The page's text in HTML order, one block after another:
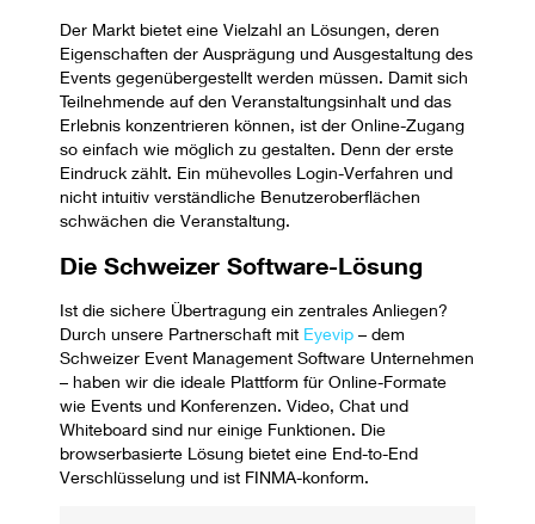
Der Markt bietet eine Vielzahl an Lösungen, deren
Eigenschaften der Ausprägung und Ausgestaltung des
Events gegenübergestellt werden müssen. Damit sich
Teilnehmende auf den Veranstaltungsinhalt und das
Erlebnis konzentrieren können, ist der Online-Zugang
so einfach wie möglich zu gestalten. Denn der erste
Eindruck zählt. Ein mühevolles Login-Verfahren und
nicht intuitiv verständliche Benutzeroberflächen
schwächen die Veranstaltung.
Die Schweizer Software-Lösung
Ist die sichere Übertragung ein zentrales Anliegen?
Durch unsere Partnerschaft mit Eyevip – dem
Schweizer Event Management Software Unternehmen
– haben wir die ideale Plattform für Online-Formate
wie Events und Konferenzen. Video, Chat und
Whiteboard sind nur einige Funktionen. Die
browserbasierte Lösung bietet eine End-to-End
Verschlüsselung und ist FINMA-konform.